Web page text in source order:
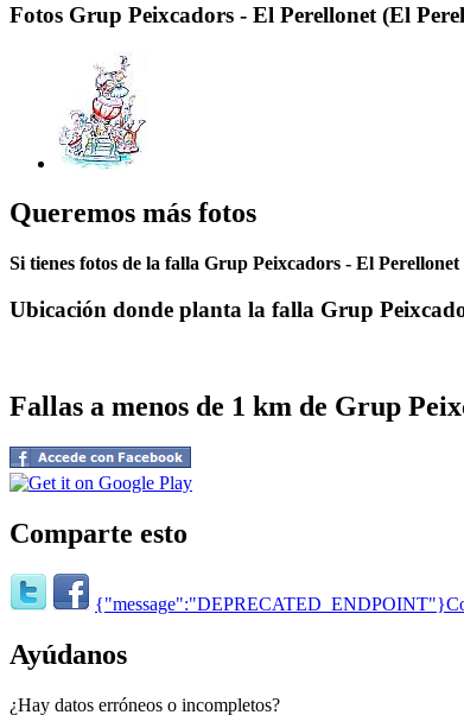
Fotos Grup Peixcadors - El Perellonet (El
Queremos más fotos
Si tienes fotos de la falla Grup Peixcadors - El
Ubicación donde planta la falla Grup
Fallas a menos de 1 km de Grup
Comparte esto
{"message":"DEPRECATED_ENDPOINT"}
Ayúdanos
¿Hay datos erróneos o incompletos?